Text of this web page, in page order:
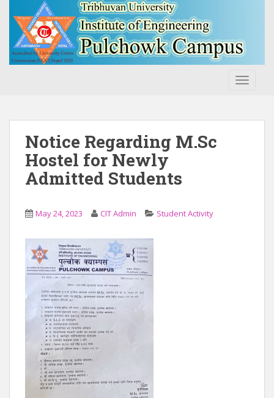
Notice Regarding M.Sc
Hostel for Newly
Admitted Students
May 24, 2023 CIT Admin Student Activity